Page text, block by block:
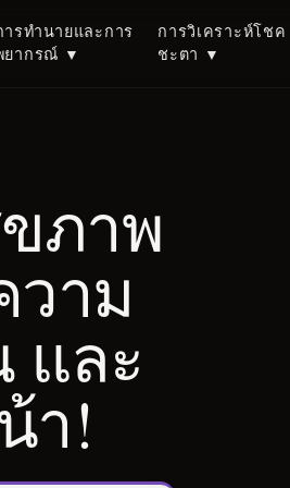
ารทำนายและการ
ยากรณ์ ▼
การวิเคราะห์โชค
ชะตา
▼
ภาพ
วาม
และ
า!